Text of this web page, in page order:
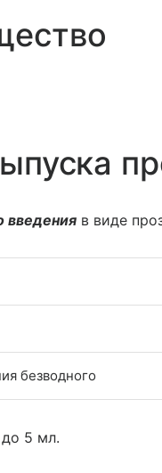
введения в виде
безводного
5 мл.